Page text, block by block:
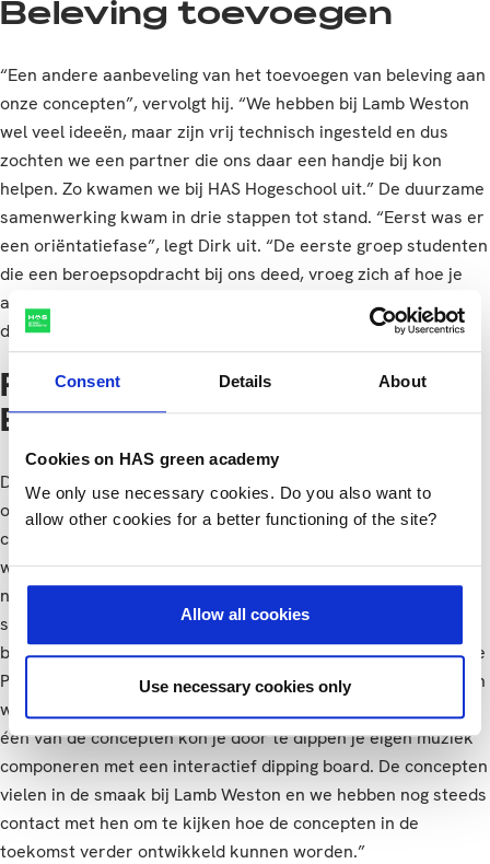
Consent Details About
Cookies on HAS green academy
We only use necessary cookies. Do you also want to
allow other cookies for a better functioning of the site?
Allow all cookies
Use necessary cookies only
Beleving toevoegen
“Een andere aanbeveling van het toevoegen van beleving aan
onze concepten”, vervolgt hij. “We hebben bij Lamb Weston
wel veel ideeën, maar zijn vrij technisch ingesteld en dus
zochten we een partner die ons daar een handje bij kon
helpen. Zo kwamen we bij HAS Hogeschool uit.” De duurzame
samenwerking kwam in drie stappen tot stand. “Eerst was er
een oriëntatiefase”, legt Dirk uit. “De eerste groep studenten
die een beroepsopdracht bij ons deed, vroeg zich af hoe je
aan friet beleving kunt toevoegen en wat een verpakking
daaraan kan bijdragen.”
Potato Dipping
Experience
De tweede groep ging daadwerkelijk aan de slag met het
ontwikkelen van een aantal concepten. Eén van die
concepten betrof een nieuwe potato dipper. Mchael Luesink
was een van de studenten. “We deden een marktonderzoek
naar eetbeleving in casual dining restaurants en quick
service restaurants om te kijken op welke manier we
beleving zouden kunnen toevoegen”, vertelt hij. “Het werd de
Potato Dipping Experience, verschillende belevingsconcepten
waarbij sharing and joy at the table centraal stonden. Met
één van de concepten kon je door te dippen je eigen muziek
componeren met een interactief dipping board. De concepten
vielen in de smaak bij Lamb Weston en we hebben nog steeds
contact met hen om te kijken hoe de concepten in de
toekomst verder ontwikkeld kunnen worden.”